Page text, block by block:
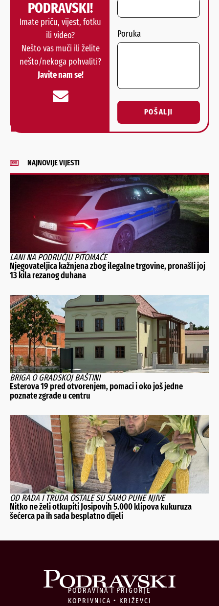
PODRAVSKI!
Imate priču, vijest, fotku
ili video?
Nešto vas muči ili želite
nešto/nekoga pohvaliti?
Javite nam se!
Poruka
POŠALJI
Alternative:
NAJNOVIJE VIJESTI
LANI NA PODRUČJU PITOMAČE
Njegovateljica kažnjena zbog ilegalne trgovine, pronašli joj
13 kila rezanog duhana
BRIGA O GRADSKOJ BAŠTINI
Esterova 19 pred otvorenjem, pomaci i oko još jedne
poznate zgrade u centru
OD RADA I TRUDA OSTALE SU SAMO PUNE NJIVE
Nitko ne želi otkupiti Josipovih 5.000 klipova kukuruza
šećerca pa ih sada besplatno dijeli
PODRAVINA I PRIGORJE
KOPRIVNICA • KRIŽEVCI